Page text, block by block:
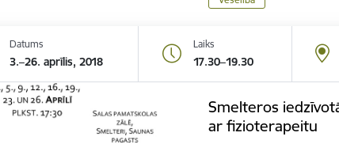
Datums
3.–26. aprīlis, 2018
Laiks
17.30–19.30
Smelteros
ar fizioterapeitu